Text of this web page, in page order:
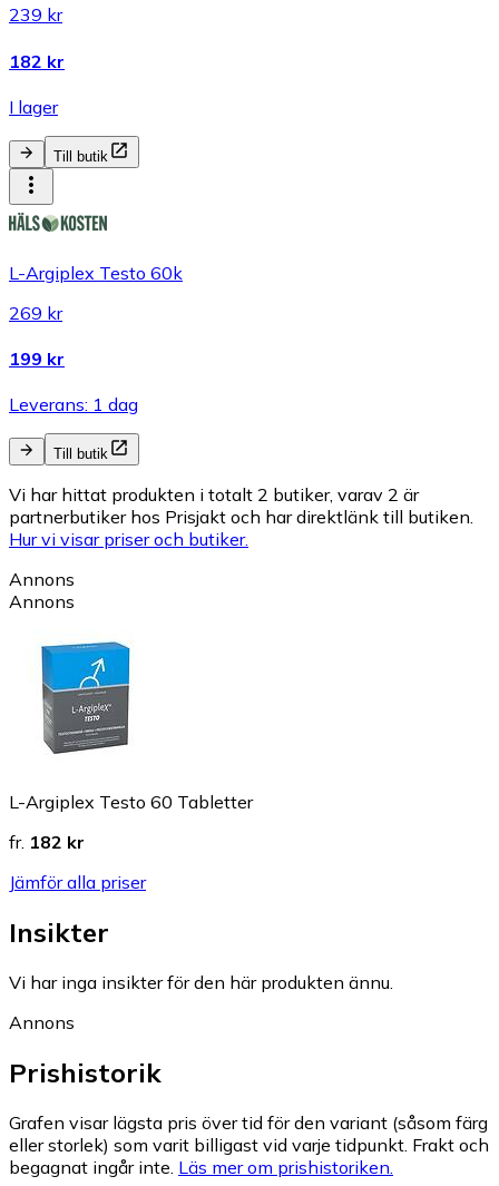
239 kr
182 kr
I lager
Till butik
L-Argiplex Testo 60k
269 kr
199 kr
Leverans: 1 dag
Till butik
Vi har hittat produkten i totalt 2 butiker, varav 2 är
partnerbutiker hos Prisjakt och har direktlänk till butiken.
Hur vi visar priser och butiker.
Annons
Annons
L-Argiplex Testo 60 Tabletter
fr. 182 kr
Jämför alla priser
Insikter
Vi har inga insikter för den här produkten ännu.
Annons
Prishistorik
Grafen visar lägsta pris över tid för den variant (såsom färg
eller storlek) som varit billigast vid varje tidpunkt. Frakt och
begagnat ingår inte. Läs mer om prishistoriken.